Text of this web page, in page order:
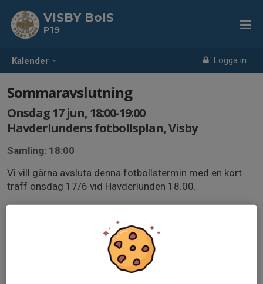
Kalender Logga in
VISBY BoIS
P19
Sommaravslutning
Onsdag 17 jun, 18:00-19:00
Havderlundens fotbollsplan, Visby
Samling: 18:00
Vi vill gärna avsluta denna fotbollstermin med en kort
träff onsdag 17/6 vid Havderlunden 18.00.
Har barnet allergi? Smsa Anna-Lotta 0737064797.